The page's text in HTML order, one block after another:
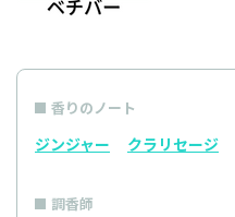
香りのノート
ジンジャー クラリセージ
調香師